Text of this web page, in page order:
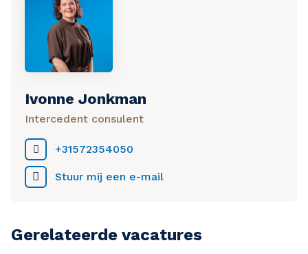
Ivonne Jonkman
Intercedent consulent
+31572354050
Stuur mij een e-mail
Gerelateerde vacatures